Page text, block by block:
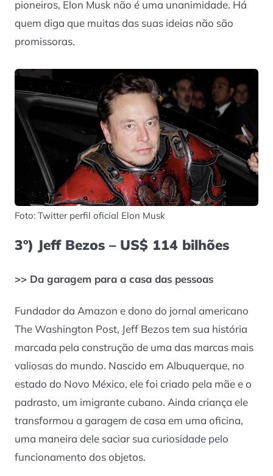
pioneiros, Elon Musk não é uma unanimidade. Há
quem diga que muitas das suas ideias não são
promissoras.
Foto: Twitter perfil oficial Elon Musk
3º) Jeff Bezos – US$ 114 bilhões
>> Da garagem para a casa das pessoas
Fundador da Amazon e dono do jornal americano
The Washington Post, Jeff Bezos tem sua história
marcada pela construção de uma das marcas mais
valiosas do mundo. Nascido em Albuquerque, no
estado do Novo México, ele foi criado pela mãe e o
padrasto, um imigrante cubano. Ainda criança ele
transformou a garagem de casa em uma oficina,
uma maneira dele saciar sua curiosidade pelo
funcionamento dos objetos.